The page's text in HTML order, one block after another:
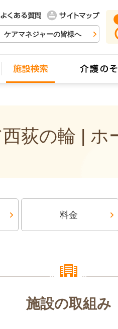
ケアマネジャーの皆様へ
荻の輪 |
料金
施設の取組み